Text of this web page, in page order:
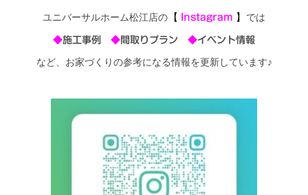
ユニバーサルホーム松江店の 【 Instagram 】 では
◆施工事例 ◆間取りプラン ◆イベント情報
など、お家づくりの参考になる情報を更新しています♪